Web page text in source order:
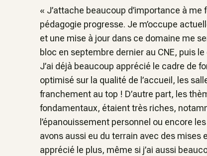
« J’attache beaucoup d’importance à
pédagogie progresse. Je m’occupe
et une mise à jour dans ce domaine me
bloc en septembre dernier au CNE, puis
J’ai déjà beaucoup apprécié le cadre de
optimisé sur la qualité de l’accueil, les
franchement au top ! D’autre part, les
fondamentaux, étaient très riches,
l’épanouissement personnel ou encore
avons aussi eu du terrain avec des mises
apprécié le plus, même si j’ai aussi